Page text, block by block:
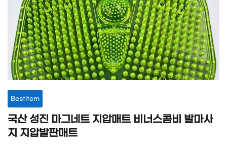
BestItem
국산 성진 마그네트 지압매트 비너스콤비 발마사
지 지압발판매트